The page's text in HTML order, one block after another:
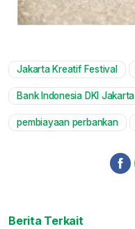
Jakarta Kreatif Festival
Bank Indonesia DKI Jakarta
pembiayaan perbankan
Berita Terkait